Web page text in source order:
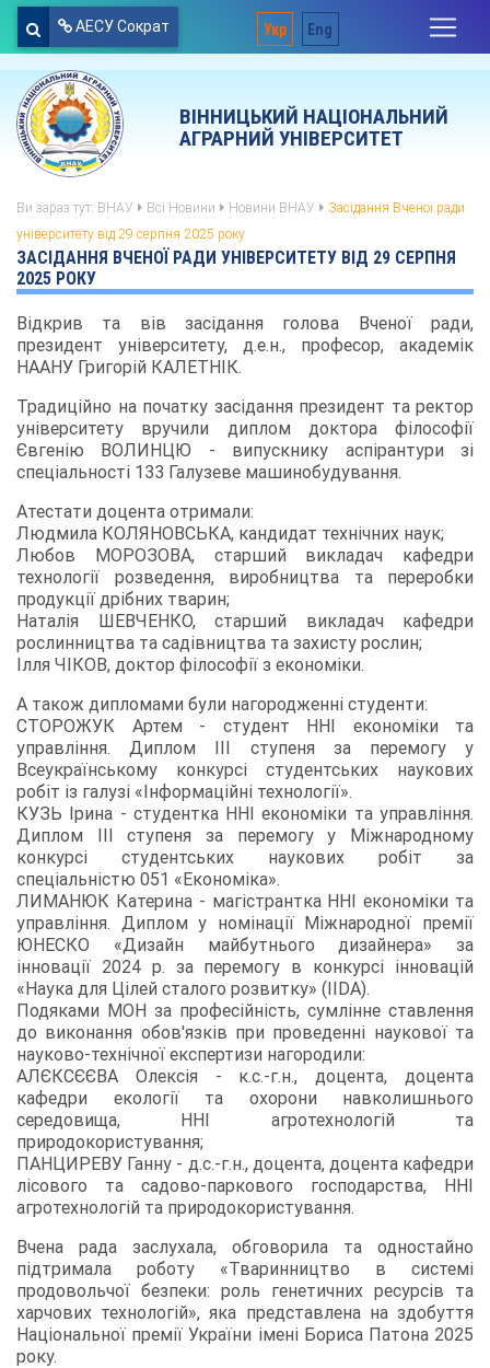
АЕСУ Сократ Укр Eng
ВІННИЦЬКИЙ НАЦІОНАЛЬНИЙ
АГРАРНИЙ УНІВЕРСИТЕТ
Ви зараз тут: ВНАУ Всі Новини Новини ВНАУ
Засідання Вченої ради
університету від 29 серпня 2025 року
ЗАСІДАННЯ ВЧЕНОЇ РАДИ УНІВЕРСИТЕТУ ВІД 29 СЕРПНЯ
2025 РОКУ
Відкрив та вів засідання голова Вченої ради,
президент університету, д.е.н., професор, академік
НААНУ Григорій КАЛЕТНІК.
Традиційно на початку засідання президент та ректор
університету вручили диплом доктора філософії
Євгенію ВОЛИНЦЮ - випускнику аспірантури зі
спеціальності 133 Галузеве машинобудування.
Атестати доцента отримали:
Людмила КОЛЯНОВСЬКА, кандидат технічних наук;
Любов МОРОЗОВА, старший викладач кафедри
технології розведення, виробництва та переробки
продукції дрібних тварин;
Наталія ШЕВЧЕНКО, старший викладач кафедри
рослинництва та садівництва та захисту рослин;
Ілля ЧІКОВ, доктор філософії з економіки.
А також дипломами були нагородженні студенти:
СТОРОЖУК Артем - студент ННІ економіки та
управління. Диплом III ступеня за перемогу у
Всеукраїнському конкурсі студентських наукових
робіт із галузі «Інформаційні технології».
КУЗЬ Ірина - студентка ННІ економіки та управління.
Диплом III ступеня за перемогу у Міжнародному
конкурсі студентських наукових робіт за
спеціальністю 051 «Економіка».
ЛИМАНЮК Катерина - магістрантка ННІ економіки та
управління. Диплом у номінації Міжнародної премії
ЮНЕСКО «Дизайн майбутнього дизайнера» за
інновації 2024 р. за перемогу в конкурсі інновацій
«Наука для Цілей сталого розвитку» (IIDA).
Подяками МОН за професійність, сумлінне ставлення
до виконання обов'язків при проведенні наукової та
науково-технічної експертизи нагородили:
АЛЄКСЄЄВА Олексія - к.с.-г.н., доцента, доцента
кафедри екології та охорони навколишнього
середовища, ННІ агротехнологій та
природокористування;
ПАНЦИРЕВУ Ганну - д.с.-г.н., доцента, доцента кафедри
лісового та садово-паркового господарства, ННІ
агротехнологій та природокористування.
Вчена рада заслухала, обговорила та одностайно
підтримала роботу «Тваринництво в системі
продовольчої безпеки: роль генетичних ресурсів та
харчових технологій», яка представлена на здобуття
Національної премії України імені Бориса Патона 2025
року.